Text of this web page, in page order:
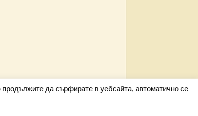
да сърфирате в уебсайта, автоматично се